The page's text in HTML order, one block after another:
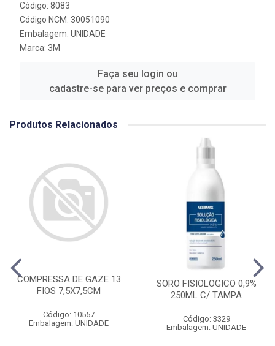
Código: 8083
Código NCM: 30051090
Embalagem: UNIDADE
Marca: 3M
Faça seu login ou
cadastre-se para ver preços e comprar
Produtos Relacionados
COMPRESSA DE GAZE 13
FIOS 7,5X7,5CM
Código: 10557
Embalagem: UNIDADE
SORO FISIOLOGICO 0,9%
250ML C/ TAMPA
Código: 3329
Embalagem: UNIDADE